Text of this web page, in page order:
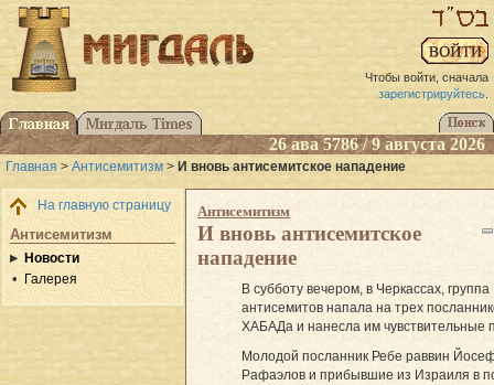
Чтобы войти, сначала
зарегистрируйтесь.
26 ава 5786 / 9 августа 2026
Главная > Антисемитизм > И вновь антисемитское нападение
На главную страницу
Антисемитизм
Новости
Галерея
Антисемитизм
И вновь антисемитское
нападение
В субботу вечером, в Черкассах, группа
антисемитов напала на трех
ХАБАДа и нанесла им чувствительные
Молодой посланник Ребе раввин
Рафаэлов и прибывшие из Израиля в